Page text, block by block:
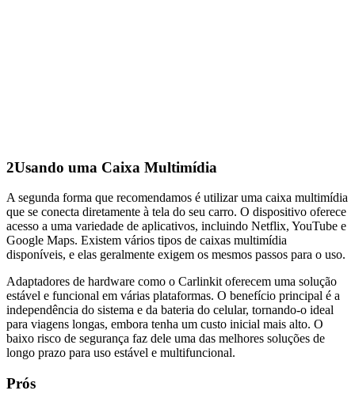
2Usando uma Caixa Multimídia
A segunda forma que recomendamos é utilizar uma caixa multimídia
que se conecta diretamente à tela do seu carro. O dispositivo oferece
acesso a uma variedade de aplicativos, incluindo Netflix, YouTube e
Google Maps. Existem vários tipos de caixas multimídia
disponíveis, e elas geralmente exigem os mesmos passos para o uso.
Adaptadores de hardware como o Carlinkit oferecem uma solução
estável e funcional em várias plataformas. O benefício principal é a
independência do sistema e da bateria do celular, tornando-o ideal
para viagens longas, embora tenha um custo inicial mais alto. O
baixo risco de segurança faz dele uma das melhores soluções de
longo prazo para uso estável e multifuncional.
Prós